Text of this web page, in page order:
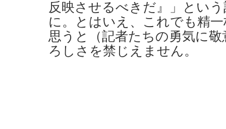
反映させるべきだ』」とい
に。とはいえ、これでも精
思うと（記者たちの勇気に
ろしさを禁じえません。